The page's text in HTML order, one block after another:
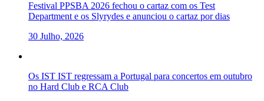
Festival PPSBA 2026 fechou o cartaz com os Test
Department e os Slyrydes e anunciou o cartaz por dias
30 Julho, 2026
Os IST IST regressam a Portugal para concertos em outubro
no Hard Club e RCA Club